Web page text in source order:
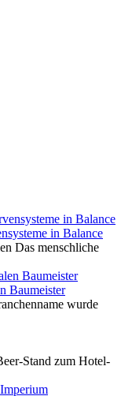
in Balance
Das menschliche
Baumeister
wurde
Stand zum Hotel-